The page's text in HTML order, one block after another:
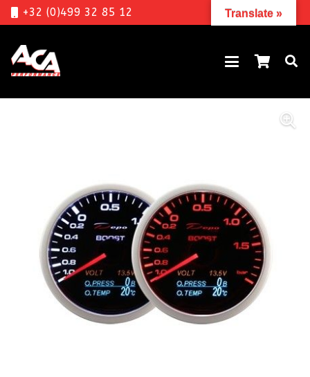
+32 (0)499 32 85 12 Translate »